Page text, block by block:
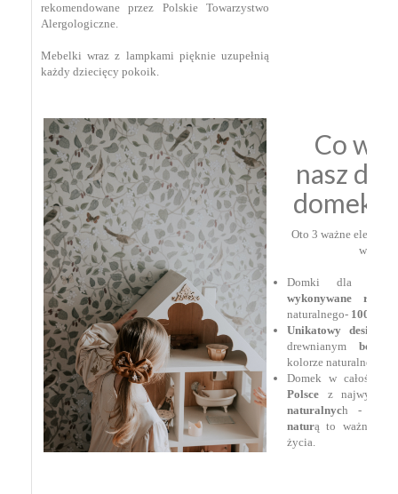
rekomendowane przez Polskie Towarzystwo
Alergologiczne.
Mebelki wraz z lampkami pięknie uzupełnią
każdy dziecięcy pokoik.
Co
nasz
domek
Oto 3 ważne
Domki dla lalek
wykonywane
naturalnego- 100% z
Unikatowy design
drewnianym
kolorze naturalnego
Domek w całości
Polsce z
naturalnych -
naturą to ważny
życia.